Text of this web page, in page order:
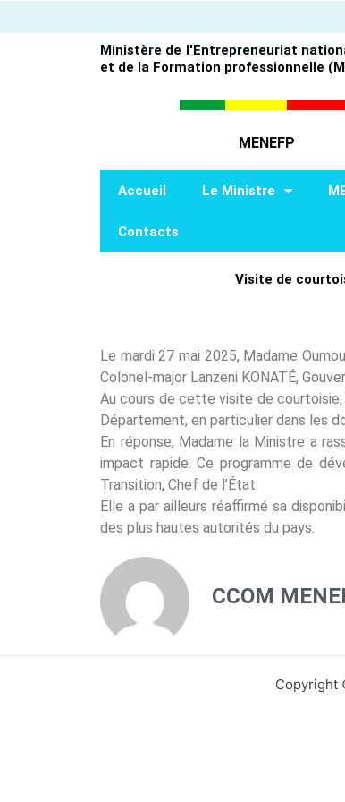
au
Ministère de l'Entrepreneuriat
et de la Formation professionnelle
MENEFP
Accueil Le Ministre
Contacts
Visite de
Le mardi 27 mai 2025, Madame
Colonel-major Lanzeni KONATÉ,
Au cours de cette visite de
Département, en particulier dans les
En réponse, Madame la Ministre a
impact rapide. Ce programme de
Transition, Chef de l’État.
Elle a par ailleurs réaffirmé sa
des plus hautes autorités du pays.
CCOM
Copyright